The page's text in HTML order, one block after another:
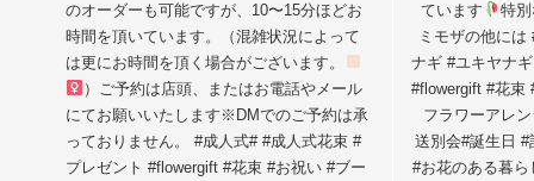
のオーダーも可能ですが、10〜15分ほどお
時間を頂いています。（混雑状況によって
は更にお時間を頂く場合がございます。
）⁡ご予約は店頭、またはお電話やメール
にてお願いいたします ※DMでのご予約は承
っておりません。 #成人式# #成人式花束 #
プレゼント #flowergift #花束 #お祝い #ブー
ています
特
ミモザの他に
ナギ #ユキヤナ
#flowergift #花束
フラワーアレ
送別会#誕生日
#お花のある暮